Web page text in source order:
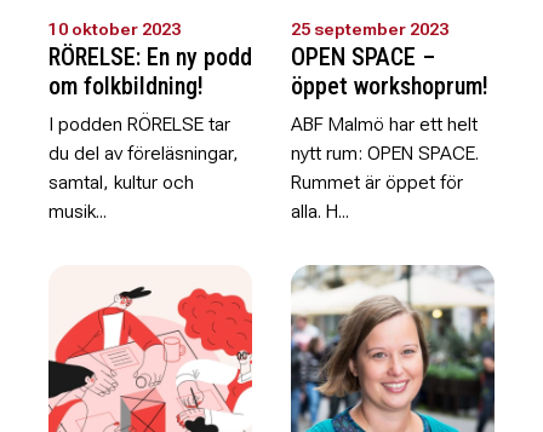
10 oktober 2023
RÖRELSE: En ny podd
om folkbildning!
I podden RÖRELSE tar
du del av föreläsningar,
samtal, kultur och
musik...
25 september 2023
OPEN SPACE –
öppet workshoprum!
ABF Malmö har ett helt
nytt rum: OPEN SPACE.
Rummet är öppet för
alla. H...